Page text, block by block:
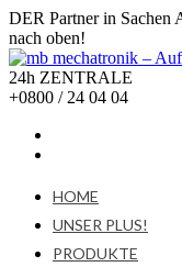
DER Partner in Sachen
nach oben!
24h ZENTRALE
+0800 / 24 04 04
HOME
UNSER PLUS!
PRODUKTE